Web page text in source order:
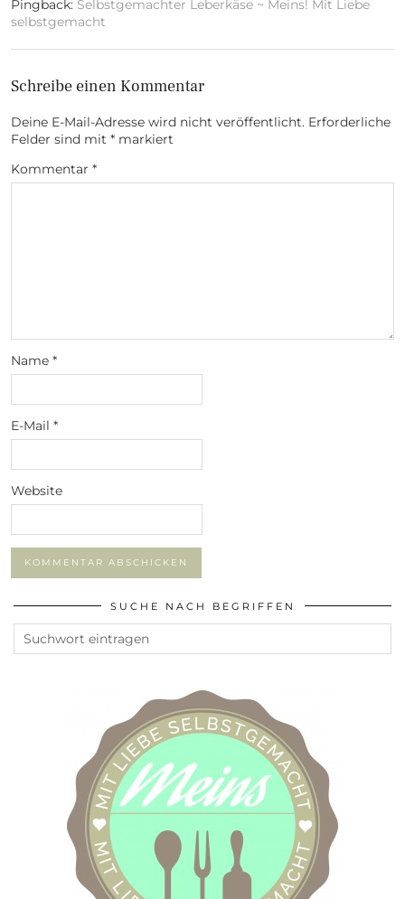
Pingback: Selbstgemachter Leberkäse ~ Meins! Mit Liebe
selbstgemacht
Schreibe einen Kommentar
Deine E-Mail-Adresse wird nicht veröffentlicht. Erforderliche
Felder sind mit * markiert
Kommentar *
Name *
E-Mail *
Website
SUCHE NACH BEGRIFFEN